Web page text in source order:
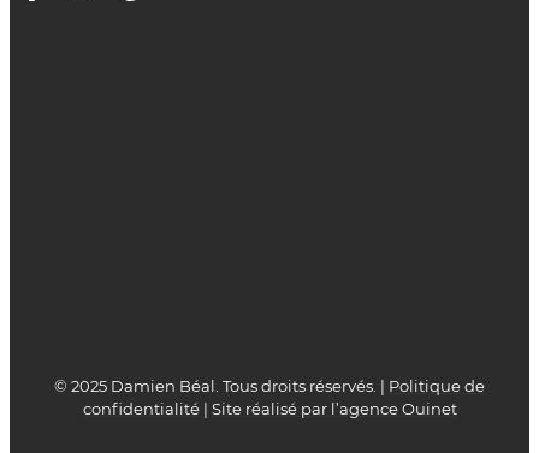
© 2025 Damien Béal. Tous droits réservés. | Politique de
confidentialité| Site réalisé par l’agence Ouinet